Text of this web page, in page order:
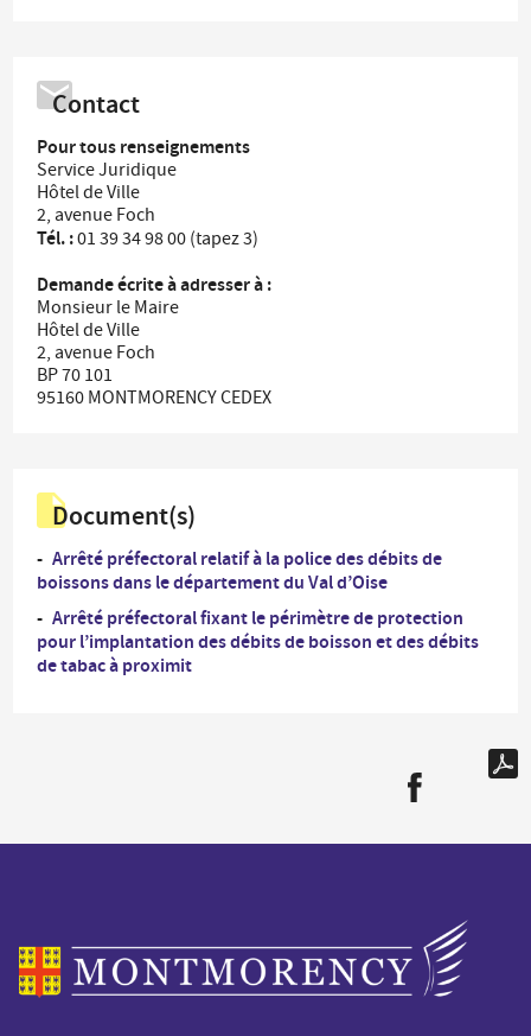
Contact
Pour tous renseignements
Service Juridique
Hôtel de Ville
2, avenue Foch
Tél. :01 39 34 98 00 (tapez 3)
Demande écrite à adresser à :
Monsieur le Maire
Hôtel de Ville
2, avenue Foch
BP 70 101
95160 MONTMORENCY CEDEX
Document(s)
Arrêté préfectoral relatif à la police des débits de
boissons dans le département du Val d’Oise
Arrêté préfectoral fixant le périmètre de protection
pour l’implantation des débits de boisson et des débits
de tabac à proximit